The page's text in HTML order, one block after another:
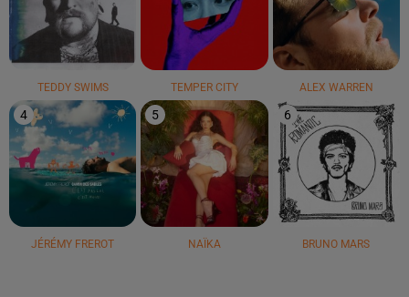
TEDDY SWIMS TEMPER CITY ALEX WARREN
4
JÉRÉMY FREROT
5
NAÏKA
6
BRUNO MARS